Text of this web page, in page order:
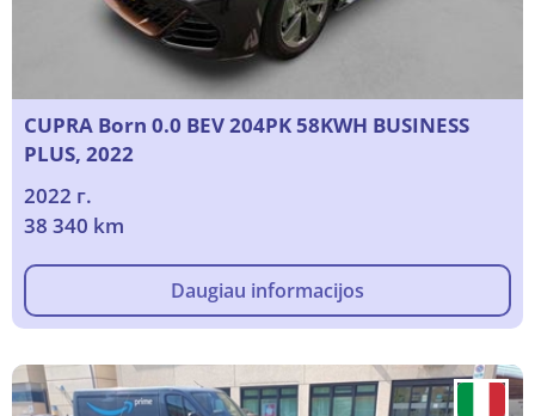
CUPRA Born 0.0 BEV 204PK 58KWH BUSINESS
PLUS, 2022
2022 г.
38 340 km
Daugiau informacijos